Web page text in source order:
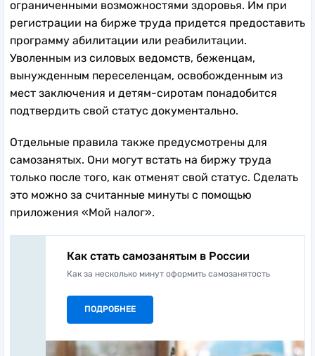
ограниченными возможностями здоровья. Им при
регистрации на бирже труда придется предоставить
программу абилитации или реабилитации.
Уволенным из силовых ведомств, беженцам,
вынужденным переселенцам, освобожденным из
мест заключения и детям-сиротам понадобится
подтвердить свой статус документально.
Отдельные правила также предусмотрены для
самозанятых. Они могут встать на биржу труда
только после того, как отменят свой статус. Сделать
это можно за считанные минуты с помощью
приложения «Мой налог».
Как стать самозанятым в России
Как за несколько минут оформить самозанятость
ПОДРОБНЕЕ